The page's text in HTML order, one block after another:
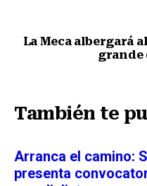
La Meca albergará
grande
También te
Arranca el camino:
presenta